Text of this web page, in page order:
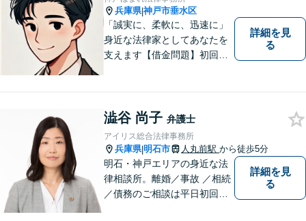
兵庫県|神戸市垂水区
「誠実に、柔軟に、迅速に」
身近な法律家としてあなたを
支えます【借金問題】初回相
生後の手続き・トラブル対応
までワンストップで対応【オ
ンライン面談OK】
詳細を見
る
澁谷 尚子 弁護士
アイリス総合法律事務所
兵庫県|明石市 人丸前駅 から徒歩5分
明石・神戸エリアの身近な法
律相談所。離婚／事故 ／相続
／債務のご相談は平日初回３
詳細を見
る